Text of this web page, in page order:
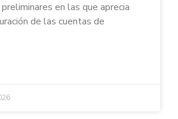
en las que aprecia
de las cuentas de